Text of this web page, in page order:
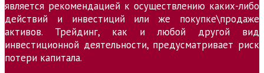
является рекомендацией к осуществлению каких-либо
действий и инвестиций или же покупке\продаже
активов. Трейдинг, как и любой другой вид
инвестиционной деятельности, предусматривает риск
потери капитала.